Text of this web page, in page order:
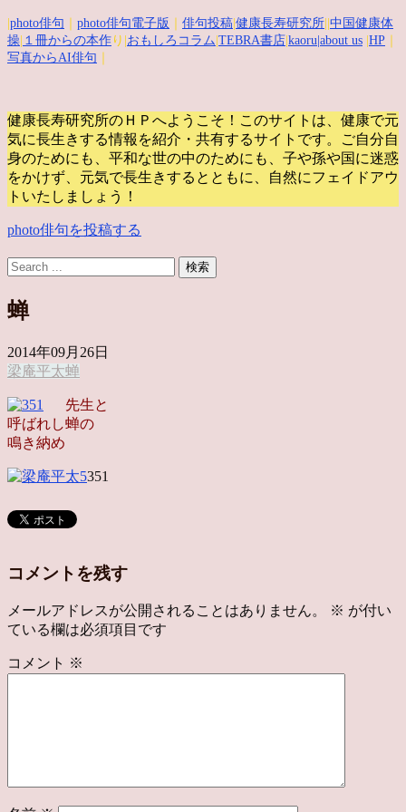
photo俳句 photo俳句電子版 俳句投稿 健康長寿研究所 中国健康体
操 １冊からの本作 り| おもしろコラム TEBRA書店 kaoru |about us HP
写真からAI俳句
健康長寿研究所のＨＰへようこそ！このサイトは、健康で元
気に長生きする情報を紹介・共有するサイトです。
ご自分自
身のためにも、平和な世の中のためにも、子や孫や国に迷惑
をかけず、元気で長生きするとともに、自然にフェイドアウ
トいたしましょう！
photo俳句を投稿する
蝉
2014年09月26日
梁庵平太蝉
先生と
呼ばれし蝉の
鳴き納め
351
コメントを残す
メールアドレスが公開されることはありません。 ※ が付い
ている欄は必須項目です
コメント ※